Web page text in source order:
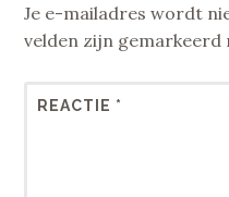
Je e-mailadres wordt
velden zijn
REACTIE *